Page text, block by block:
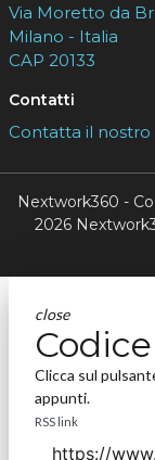
Via Moretto da
Milano - Italia
CAP 20133
Contatti
Contatta il
Nextwork360 -
2026
close
Clicca sul
appunti.
RSS link